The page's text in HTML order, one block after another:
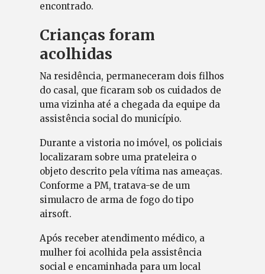
encontrado.
Crianças foram
acolhidas
Na residência, permaneceram dois filhos
do casal, que ficaram sob os cuidados de
uma vizinha até a chegada da equipe da
assistência social do município.
Durante a vistoria no imóvel, os policiais
localizaram sobre uma prateleira o
objeto descrito pela vítima nas ameaças.
Conforme a PM, tratava-se de um
simulacro de arma de fogo do tipo
airsoft.
Após receber atendimento médico, a
mulher foi acolhida pela assistência
social e encaminhada para um local